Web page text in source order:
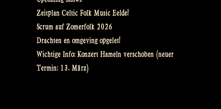
Zeitplan Celtic Folk Music Eelde!
Scrum auf Zomerfolk 2026
Drachten en omgeving opgelet!
Wichtige Info: Konzert Hameln verschoben (neuer
Termin: 13. März)